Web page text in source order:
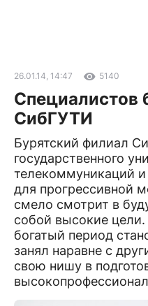
26.01.14, 14:47 5140
Специалистов
СибГУТИ
Бурятский филиал
государственного
телекоммуникаций
для прогрессивной
смело смотрит в
собой высокие
богатый период
занял наравне с
свою нишу в